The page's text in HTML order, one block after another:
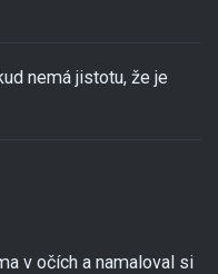
nemá jistotu, že je
v očích a namaloval si